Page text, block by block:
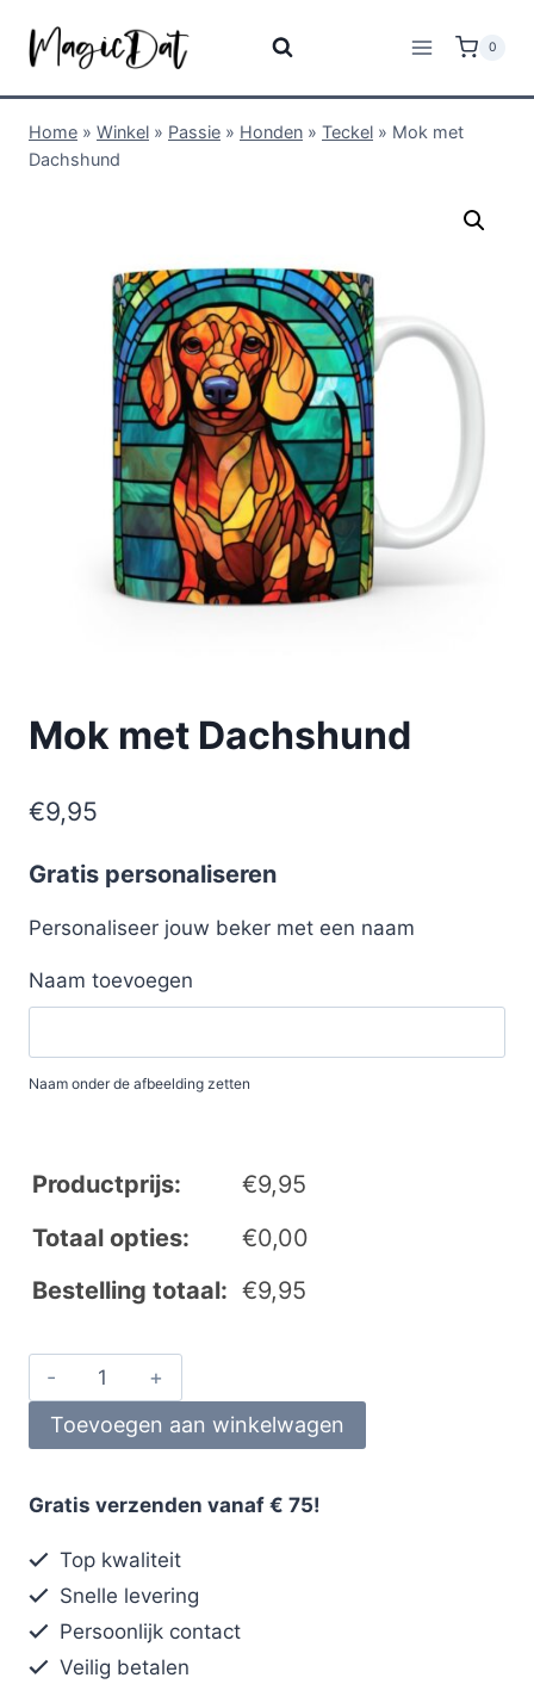
0
Home » Winkel » Passie » Honden » Teckel » Mok met
Dachshund
Mok met Dachshund
€9,95
Gratis personaliseren
Personaliseer jouw beker met een naam
Naam toevoegen
Naam onder de afbeelding zetten
Productprijs: €9,95
Totaal opties:
€0,00
Bestelling totaal: €9,95
Toevoegen aan winkelwagen
Gratis verzenden vanaf € 75!
Top kwaliteit
Snelle levering
Persoonlijk contact
Veilig betalen